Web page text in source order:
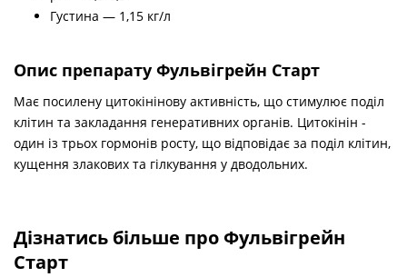
Густина — 1,15 кг/л
Опис препарату Фульвігрейн Старт
Має посилену цитокінінову активність, що стимулює поділ
клітин та закладання генеративних органів. Цитокінін -
один із трьох гормонів росту, що відповідає за поділ клітин,
кущення злакових та гілкування у дводольних.
Дізнатись більше про Фульвігрейн
Старт